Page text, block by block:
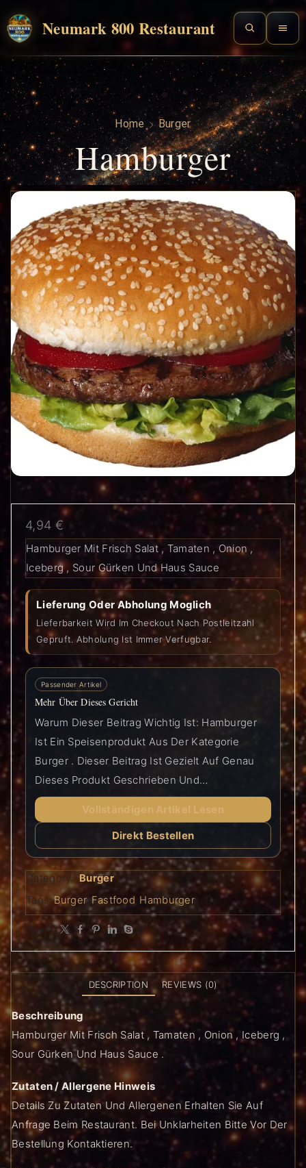
Neumark 800 Restaurant
Home Burger
Hamburger
4,94 €
Hamburger Mit Frisch Salat , Tamaten , Onion ,
Iceberg , Sour Gürken Und Haus Sauce
Lieferung Oder Abholung Moglich
Lieferbarkeit Wird Im Checkout Nach Postleitzahl
Gepruft. Abholung Ist Immer Verfugbar.
Passender Artikel
Mehr Über Dieses Gericht
Warum Dieser Beitrag Wichtig Ist: Hamburger
Ist Ein Speisenprodukt Aus Der Kategorie
Burger . Dieser Beitrag Ist Gezielt Auf Genau
Dieses Produkt Geschrieben Und…
Vollständigen Artikel Lesen
Direkt Bestellen
Category: Burger
Tags:Burger, Fastfood Hamburger
Share:
DESCRIPTION REVIEWS (0)
Beschreibung
Hamburger Mit Frisch Salat , Tamaten , Onion , Iceberg ,
Sour Gürken Und Haus Sauce .
Zutaten / Allergene Hinweis
Details Zu Zutaten Und Allergenen Erhalten Sie Auf
Anfrage Beim Restaurant. Bei Unklarheiten Bitte Vor Der
Bestellung Kontaktieren.